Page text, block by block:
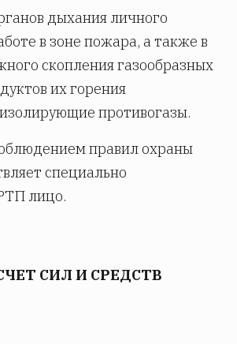
дыхания личного
в зоне пожара, а также в
скопления газообразных
их горения
противогазы.
правил охраны
специально
лицо.
СИЛ И СРЕДСТВ